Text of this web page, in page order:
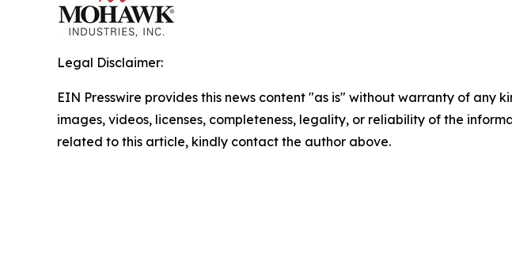
Legal Disclaimer:
EIN Presswire provides this news content "as is" without warranty of
images, videos, licenses, completeness, legality, or reliability of the
related to this article, kindly contact the author above.